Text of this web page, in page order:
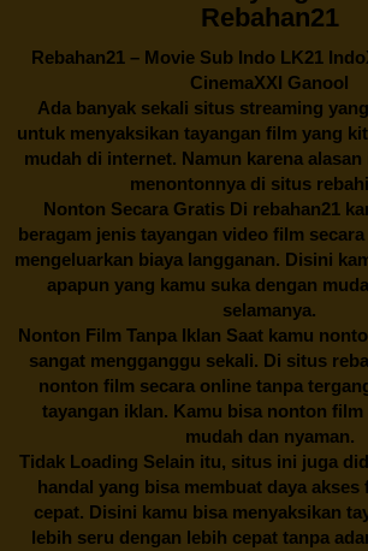
Rebahan21
Rebahan21 – Movie Sub Indo LK21
CinemaXXI Ganool
Ada banyak sekali situs streaming
untuk menyaksikan tayangan film yang
mudah di internet. Namun karena
menontonnya di situs
Nonton Secara Gratis Di rebahan21
beragam jenis tayangan video film
mengeluarkan biaya langganan. Disini
apapun yang kamu suka dengan
selamanya.
Nonton Film Tanpa Iklan Saat kamu
sangat mengganggu sekali. Di situs
nonton film secara online tanpa
tayangan iklan. Kamu bisa nonton film
mudah dan nyaman.
Tidak Loading Selain itu, situs ini juga
handal yang bisa membuat daya akses
cepat. Disini kamu bisa menyaksikan
lebih seru dengan lebih cepat tanpa